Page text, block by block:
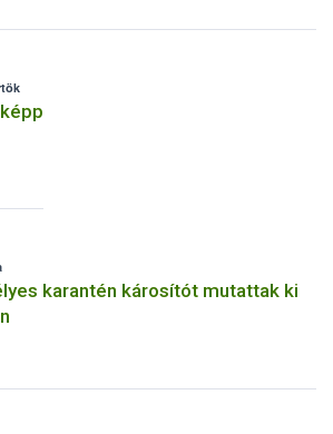
több mint 2 tonna, mintegy 10 millió forint
karantén károsítót mutattak ki